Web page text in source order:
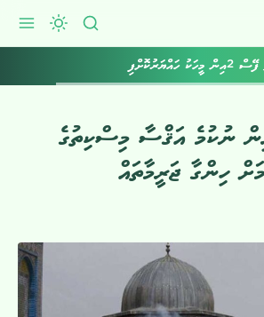
ނުކުމެ އަޤްސާ މިސްކިތުގެ
ހިންގާ ޖަރީމާތައް